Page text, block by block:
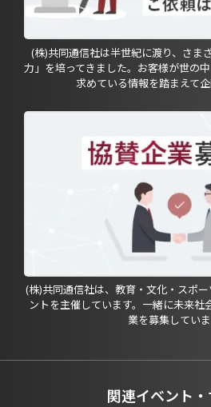
(株)共同通信社は半世紀に渡り、さま
力」を培ってきました。お客様が世の
求めている情報を踏まえて企
(株)共同通信社は、教育・文化・スポ
ントを主催しています。一緒に未来社
業を募集していま
関連イベント